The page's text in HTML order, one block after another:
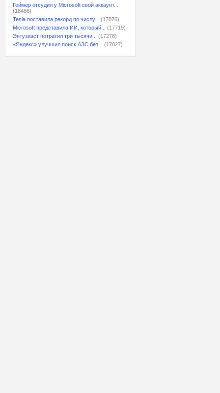
Геймер отсудил у Microsoft свой аккаунт...
(18486)
Tesla поставила рекорд по числу...
(17876)
Microsoft представила ИИ, который...
(17719)
Энтузиаст потратил три тысячи...
(17278)
«Яндекс» улучшил поиск АЗС без...
(17027)